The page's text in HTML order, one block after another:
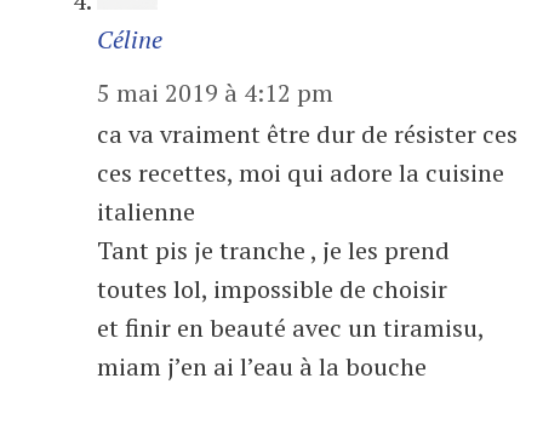
Céline
5 mai 2019 à 4:12 pm
ca va vraiment être dur de résister ces
ces recettes, moi qui adore la cuisine
italienne
Tant pis je tranche , je les prend
toutes lol, impossible de choisir
et finir en beauté avec un tiramisu,
miam j’en ai l’eau à la bouche